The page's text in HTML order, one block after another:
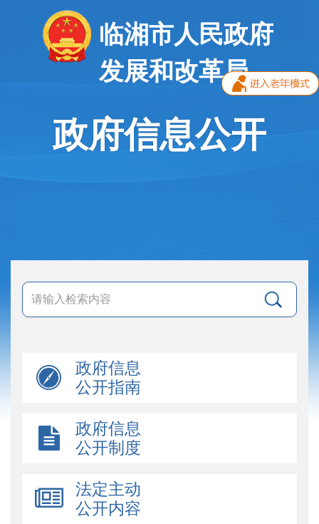
临湘市人民政府
发展和改革局
政府信息公开
政府信息
公开指南
政府信息
公开制度
法定主动
公开内容